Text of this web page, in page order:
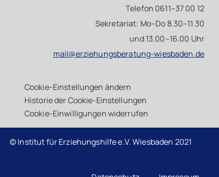
Telefon 0611–37 00 12
Sekretariat: Mo–Do 8.30–11.30
und 13.00–16.00 Uhr
mail@erziehungsberatung-wiesbaden.de
Cookie-Einstellungen ändern
Historie der Cookie-Einstellungen
Cookie-Einwilligungen widerrufen
© Institut für Erziehungshilfe e.V. Wiesbaden 2021